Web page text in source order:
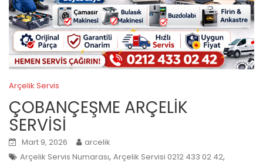
Arçelik Servis
ÇOBANÇEŞME ARÇELİK
SERVİSİ
Mart 9, 2026
arcelik
Arçelik Servis Numarası, Arçelik Servisi 0212 433 02 42,